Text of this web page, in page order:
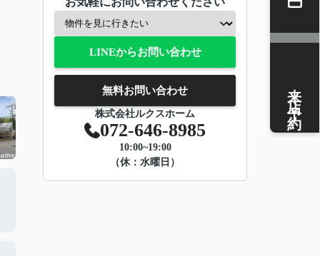
LINEからお問い合わせ
無料お問い合わせ
株式会社ルクスホーム
072-646-8985
10:00~19:00
（休：水曜日）
来店予約